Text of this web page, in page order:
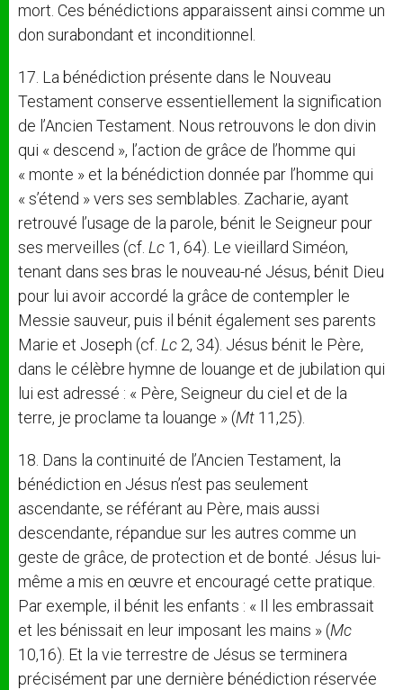
mort. Ces bénédictions apparaissent ainsi comme un
don surabondant et inconditionnel.
17. La bénédiction présente dans le Nouveau
Testament conserve essentiellement la signification
de l’Ancien Testament. Nous retrouvons le don divin
qui « descend », l’action de grâce de l’homme qui
« monte » et la bénédiction donnée par l’homme qui
« s’étend » vers ses semblables. Zacharie, ayant
retrouvé l’usage de la parole, bénit le Seigneur pour
ses merveilles (cf. Lc 1, 64). Le vieillard Siméon,
tenant dans ses bras le nouveau-né Jésus, bénit Dieu
pour lui avoir accordé la grâce de contempler le
Messie sauveur, puis il bénit également ses parents
Marie et Joseph (cf. Lc 2, 34). Jésus bénit le Père,
dans le célèbre hymne de louange et de jubilation qui
lui est adressé : « Père, Seigneur du ciel et de la
terre, je proclame ta louange » (Mt 11,25).
18. Dans la continuité de l’Ancien Testament, la
bénédiction en Jésus n’est pas seulement
ascendante, se référant au Père, mais aussi
descendante, répandue sur les autres comme un
geste de grâce, de protection et de bonté. Jésus lui-
même a mis en œuvre et encouragé cette pratique.
Par exemple, il bénit les enfants : « Il les embrassait
et les bénissait en leur imposant les mains » (Mc
10,16). Et la vie terrestre de Jésus se terminera
précisément par une dernière bénédiction réservée